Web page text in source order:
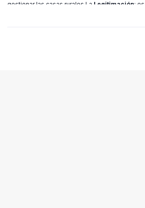
gestionar las casas rurales La Legitimación;
política de